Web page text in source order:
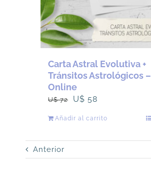
Carta Astral Evolutiva +
Tránsitos Astrológicos –
Online
U$72
El
U$58
Añadir al carrito
Anterior